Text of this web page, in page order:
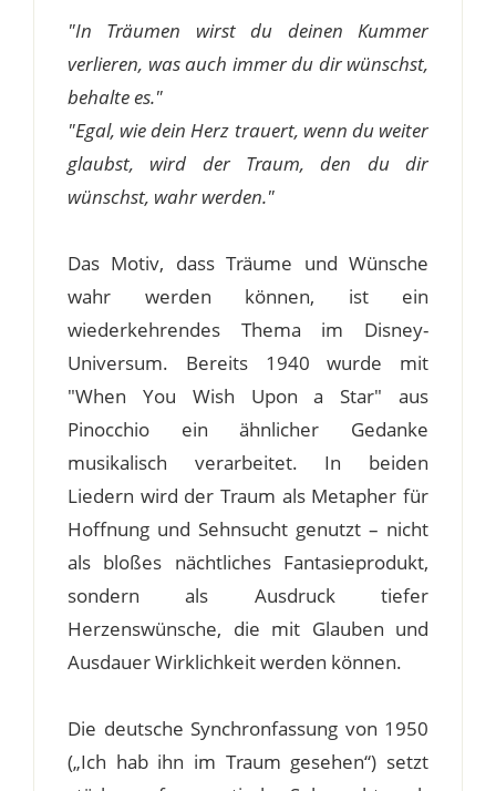
"In Träumen wirst du deinen Kummer
verlieren, was auch immer du dir wünschst,
behalte es."
"Egal, wie dein Herz trauert, wenn du weiter
glaubst, wird der Traum, den du dir
wünschst, wahr werden."
Das Motiv, dass Träume und Wünsche
wahr werden können, ist ein
wiederkehrendes Thema im Disney-
Universum. Bereits 1940 wurde mit
"When You Wish Upon a Star" aus
Pinocchio ein ähnlicher Gedanke
musikalisch verarbeitet. In beiden
Liedern wird der Traum als Metapher für
Hoffnung und Sehnsucht genutzt – nicht
als bloßes nächtliches Fantasieprodukt,
sondern als Ausdruck tiefer
Herzenswünsche, die mit Glauben und
Ausdauer Wirklichkeit werden können.
Die deutsche Synchronfassung von 1950
(„Ich hab ihn im Traum gesehen“) setzt